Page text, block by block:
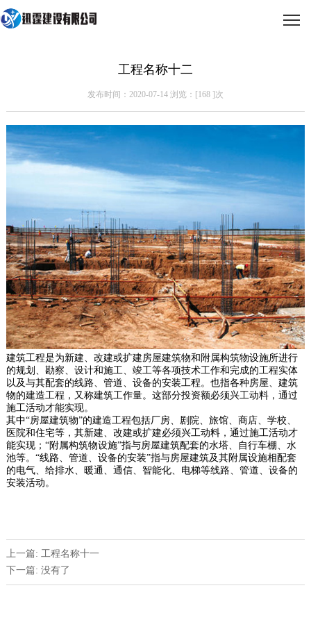
工程名称十二
发布时间：2020-07-14 浏览：[168 ]次
建筑工程是为新建、改建或扩建房屋建筑物和附属构筑物设施所进行
的规划、勘察、设计和施工、竣工等各项技术工作和完成的工程实体
以及与其配套的线路、管道、设备的安装工程。也指各种房屋、建筑
物的建造工程，又称建筑工作量。这部分投资额必须兴工动料，通过
施工活动才能实现。
其中“房屋建筑物”的建造工程包括厂房、剧院、旅馆、商店、学校、
医院和住宅等，其新建、改建或扩建必须兴工动料，通过施工活动才
能实现；“附属构筑物设施”指与房屋建筑配套的水塔、自行车棚、水
池等。“线路、管道、设备的安装”指与房屋建筑及其附属设施相配套
的电气、给排水、暖通、通信、智能化、电梯等线路、管道、设备的
安装活动。
上一篇: 工程名称十一
下一篇: 没有了